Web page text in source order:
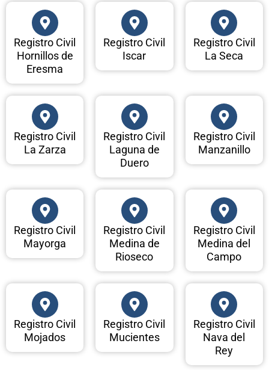
Registro Civil
Hornillos de
Eresma
Registro Civil
Iscar
Registro Civil
La Seca
Registro Civil
La Zarza
Registro Civil
Laguna de
Duero
Registro Civil
Manzanillo
Registro Civil
Mayorga
Registro Civil
Medina de
Rioseco
Registro Civil
Medina del
Campo
Registro Civil
Mojados
Registro Civil
Mucientes
Registro Civil
Nava del
Rey